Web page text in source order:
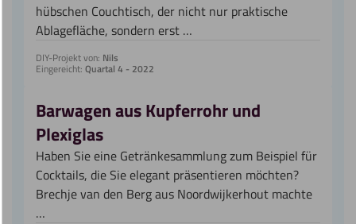
hübschen Couchtisch, der nicht nur praktische
Ablagefläche, sondern erst …
DIY-Projekt von: Nils
Eingereicht: Quartal 4 - 2022
Barwagen aus Kupferrohr und
Plexiglas
Haben Sie eine Getränkesammlung zum Beispiel für
Cocktails, die Sie elegant präsentieren möchten?
Brechje van den Berg aus Noordwijkerhout machte
…